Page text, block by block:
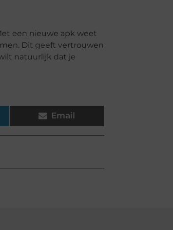
een nieuwe apk weet
Dit geeft vertrouwen
natuurlijk dat je
Email